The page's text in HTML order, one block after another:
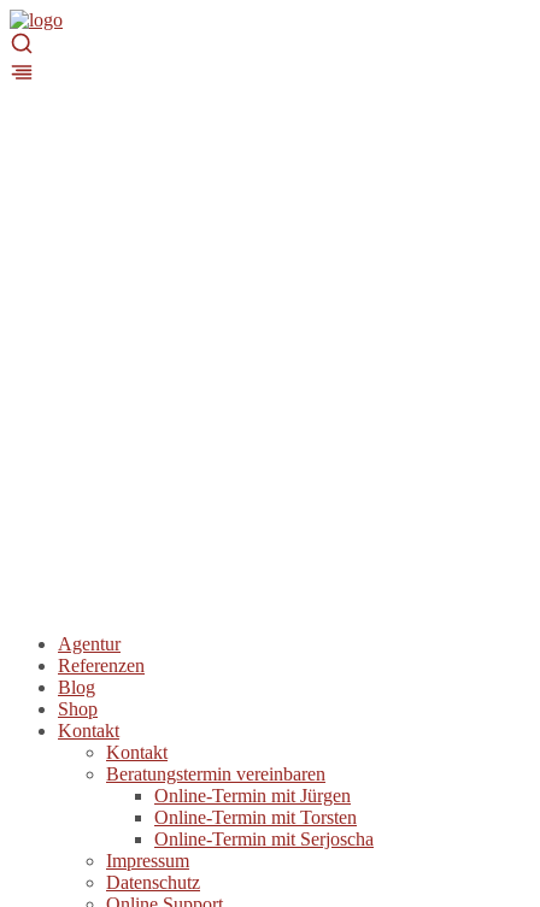
Agentur
Referenzen
Blog
Shop
Kontakt
Kontakt
Beratungstermin vereinbaren
Online-Termin mit Jürgen
Online-Termin mit Torsten
Online-Termin mit Serjoscha
Impressum
Datenschutz